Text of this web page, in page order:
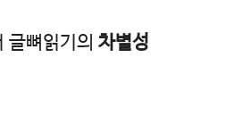
글뼈읽기의 차별성